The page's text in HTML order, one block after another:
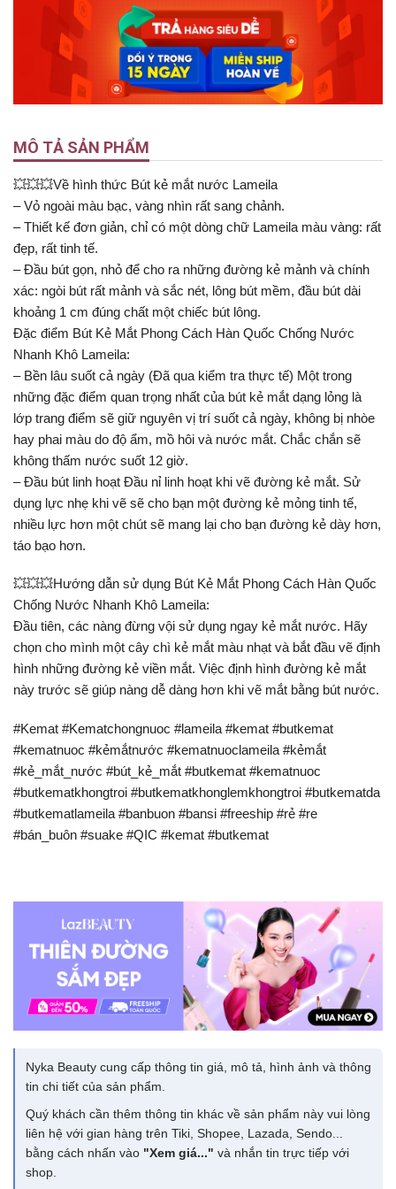
MÔ TẢ SẢN PHẨM
💥💥💥Về hình thức Bút kẻ mắt nước Lameila
– Vỏ ngoài màu bạc, vàng nhìn rất sang chảnh.
– Thiết kế đơn giản, chỉ có một dòng chữ Lameila màu vàng: rất
đẹp, rất tinh tế.
– Đầu bút gọn, nhỏ để cho ra những đường kẻ mảnh và chính
xác: ngòi bút rất mảnh và sắc nét, lông bút mềm, đầu bút dài
khoảng 1 cm đúng chất một chiếc bút lông.
Đặc điểm Bút Kẻ Mắt Phong Cách Hàn Quốc Chống Nước
Nhanh Khô Lameila:
– Bền lâu suốt cả ngày (Đã qua kiểm tra thực tế) Một trong
những đặc điểm quan trọng nhất của bút kẻ mắt dạng lỏng là
lớp trang điểm sẽ giữ nguyên vị trí suốt cả ngày, không bị nhòe
hay phai màu do độ ẩm, mồ hôi và nước mắt. Chắc chắn sẽ
không thấm nước suốt 12 giờ.
– Đầu bút linh hoạt Đầu nỉ linh hoạt khi vẽ đường kẻ mắt. Sử
dụng lực nhẹ khi vẽ sẽ cho bạn một đường kẻ mỏng tinh tế,
nhiều lực hơn một chút sẽ mang lại cho bạn đường kẻ dày hơn,
táo bạo hơn.
💥💥💥Hướng dẫn sử dụng Bút Kẻ Mắt Phong Cách Hàn Quốc
Chống Nước Nhanh Khô Lameila:
Đầu tiên, các nàng đừng vội sử dụng ngay kẻ mắt nước. Hãy
chọn cho mình một cây chì kẻ mắt màu nhạt và bắt đầu vẽ định
hình những đường kẻ viền mắt. Việc định hình đường kẻ mắt
này trước sẽ giúp nàng dễ dàng hơn khi vẽ mắt bằng bút nước.
#Kemat #Kematchongnuoc #lameila #kemat #butkemat
#kematnuoc #kẻmắtnước #kematnuoclameila #kẻmắt
#kẻ_mắt_nước #bút_kẻ_mắt #butkemat #kematnuoc
#butkematkhongtroi #butkematkhonglemkhongtroi #butkematda
#butkematlameila #banbuon #bansi #freeship #rẻ #re
#bán_buôn #suake #QIC #kemat #butkemat
Nyka Beauty cung cấp thông tin giá, mô tả, hình ảnh và thông
tin chi tiết của sản phẩm.
Quý khách cần thêm thông tin khác về sản phẩm này vui lòng
liên hệ với gian hàng trên Tiki, Shopee, Lazada, Sendo...
bằng cách nhấn vào "Xem giá..." và nhắn tin trực tiếp với
shop.